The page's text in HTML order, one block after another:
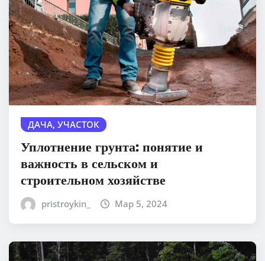
ДАЧА, УЧАСТОК
Уплотнение грунта: понятие и
важность в сельском и
строительном хозяйстве
pristroykin_ Мар 5, 2024